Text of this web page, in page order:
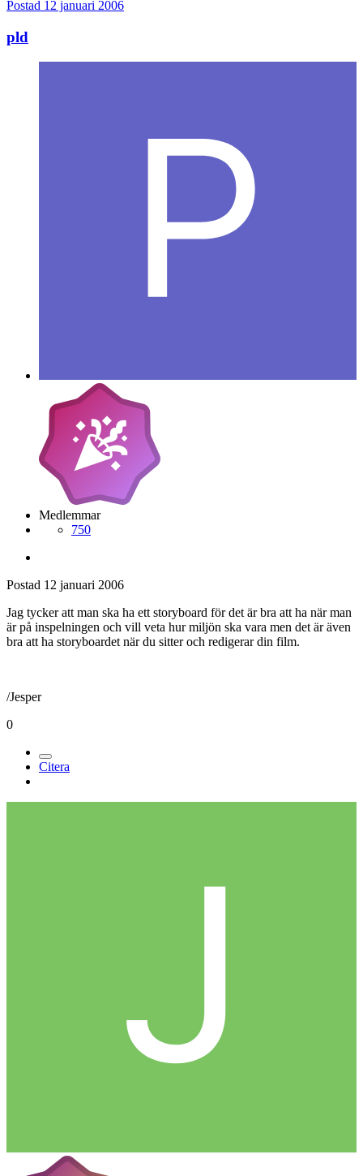
Postad 12 januari 2006
pld
Medlemmar
750
Postad 12 januari 2006
Jag tycker att man ska ha ett storyboard för det är bra att ha när man
är på inspelningen och vill veta hur miljön ska vara men det är även
bra att ha storyboardet när du sitter och redigerar din film.
/Jesper
0
Citera